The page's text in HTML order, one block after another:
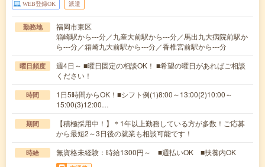
WEB登録OK 派遣
勤務地
福岡市東区
箱崎駅から---分／九産大前駅から---分／馬出九大病院前駅か
ら---分／箱崎九大前駅から---分／香椎宮前駅から---分
曜日頻度
週4日～ ■曜日固定の相談OK！ ■希望の曜日があればご相談
ください！
時間
1日5時間からOK！■シフト例(1)8:00～13:00(2)10:00～
15:00(3)12:00…
期間
【積極採用中！】＊1年以上勤務している方が多数！ご応募
から最短2～3日後の就業も相談可能です！
時給 無資格未経験：時給1300円～ ■週払いOK ■扶養内OK